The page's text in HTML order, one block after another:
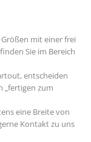
mit einer frei
Sie im Bereich
entscheiden
„fertigen zum
eine Breite von
Kontakt zu uns